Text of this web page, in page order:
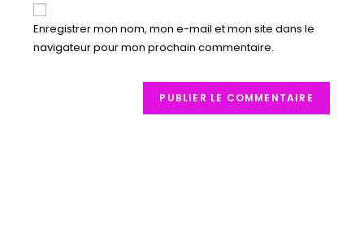
Enregistrer mon nom, mon e-mail et mon site dans le
navigateur pour mon prochain commentaire.